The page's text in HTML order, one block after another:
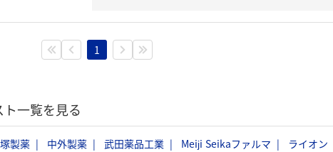
1
一覧を見る
製薬 中外製薬 武田薬品工業 Meiji Seikaファルマ ライオン